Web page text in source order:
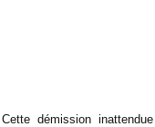
Cette démission